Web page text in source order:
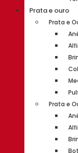
Prata e ouro
Prata e
Prata e